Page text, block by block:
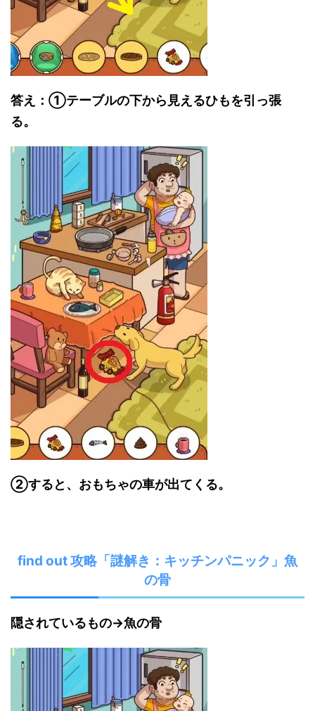
答え：①テーブルの下から見えるひもを引っ張
る。
②すると、おもちゃの車が出てくる。
find out 攻略「謎解き：キッチンパニック」魚
の骨
隠されているもの→魚の骨